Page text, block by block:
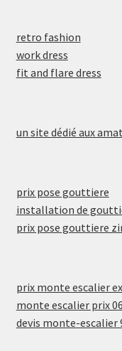
retro fashion
work dress
fit and flare dress
un site dédié aux
prix pose gouttiere
installation de
prix pose gouttiere
prix monte escalier
monte escalier prix 06
devis monte-escalier